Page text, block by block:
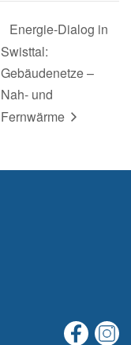
Energie-Dialog in
Swisttal:
Gebäudenetze –
Nah- und
Fernwärme